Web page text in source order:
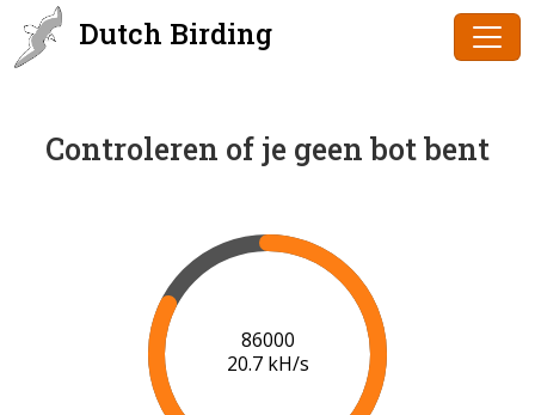
Dutch Birding
Controleren of je geen bot bent
88000
20.9 kH/s